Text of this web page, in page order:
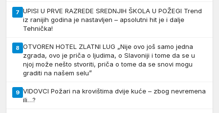
7 UPISI U PRVE RAZREDE SREDNJIH ŠKOLA U POŽEGI Trend
iz ranijih godina je nastavljen – apsolutni hit je i dalje
Tehnička!
8 OTVOREN HOTEL ZLATNI LUG „Nije ovo još samo jedna
zgrada, ovo je priča o ljudima, o Slavoniji i tome da se u
njoj može nešto stvoriti, priča o tome da se snovi mogu
graditi na našem selu”
9 VIDOVCI Požari na krovištima dvije kuće – zbog nevremena
ili…?